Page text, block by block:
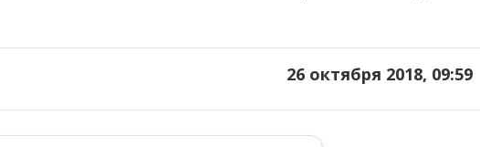
26 октября 2018, 09:59